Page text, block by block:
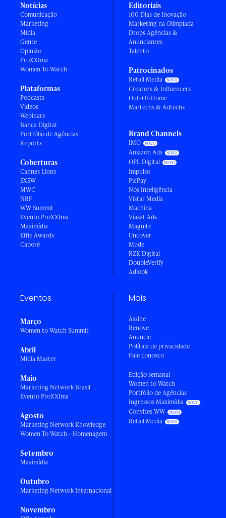
Notícias
Comunicação
Marketing
Mídia
Gente
Opinião
ProXXIma
Women To Watch
Plataformas
Podcasts
Vídeos
Webinars
Banca Digital
Portfólio de Agências
Reports
Coberturas
Cannes Lions
SXSW
MWC
NRF
WW Summit
Evento ProXXIma
Maximídia
Effie Awards
Caboré
Editoriais
100 Dias de Inovação
Marketing na Olimpíada
Drops Agências &
Anunciantes
Talento
Patrocinados
Retail Media
Creators & Influencers
Out-Of-Home
Martechs & Adtechs
Brand Channels
IMO
Amazon Ads
OPL Digital
Impulso
PicPay
Nós Inteligência
Vistar Media
Machina
Viasat Ads
Magnite
Uncover
Mude
RZK Digital
DoubleVerify
Adlook
Eventos
Março
Women to Watch Summit
Abril
Mídia Master
Maio
Marketing Network Brasil
Evento ProXXIma
Agosto
Marketing Network Knowledge
Women To Watch - Homenagem
Setembro
Maximídia
Outubro
Marketing Network Internacional
Novembro
Mais
Assine
Renove
Anuncie
Política de privacidade
Fale conosco
Edição semanal
Women to Watch
Portfólio de Agências
Ingressos Maximídia
Convites WW
Retail Media